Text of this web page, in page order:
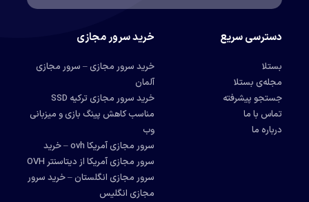
دسترسی سریع
بستلا
مجله‌ی بستلا
جستجو پیشرفته
تماس با ما
درباره ما
خرید سرور مجازی
خرید سرور مجازی – سرور مجازی
آلمان
خرید سرور مجازی ترکیه SSD
مناسب کاهش پینگ بازی و میزبانی
وب
سرور مجازی آمریکا ovh – خرید
سرور مجازی آمریکا از دیتاسنتر OVH
سرور مجازی انگلستان – خرید سرور
مجازی انگلیس